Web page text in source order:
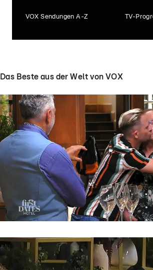
VOX Sendungen A-Z TV-
Das Beste aus der Welt von VOX
First Dates Hotel
Andreas und Patrick suchen
großen Liebe